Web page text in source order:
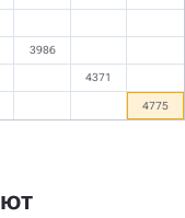
3986
4371
4775